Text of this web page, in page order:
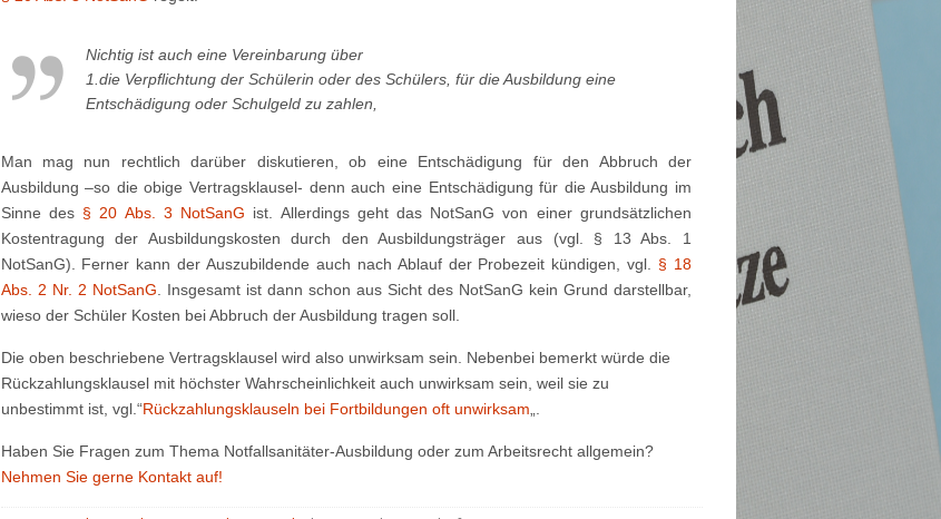
Nichtig ist auch eine Vereinbarung über
1.die Verpflichtung der Schülerin oder des Schülers, für die Ausbildung eine
Entschädigung oder Schulgeld zu zahlen,
Man mag nun rechtlich darüber diskutieren, ob eine Entschädigung für den Abbruch der
Ausbildung –so die obige Vertragsklausel- denn auch eine Entschädigung für die Ausbildung im
Sinne des § 20 Abs. 3 NotSanG ist. Allerdings geht das NotSanG von einer grundsätzlichen
Kostentragung der Ausbildungskosten durch den Ausbildungsträger aus (vgl. § 13 Abs. 1
NotSanG). Ferner kann der Auszubildende auch nach Ablauf der Probezeit kündigen, vgl. § 18
Abs. 2 Nr. 2 NotSanG . Insgesamt ist dann schon aus Sicht des NotSanG kein Grund darstellbar,
wieso der Schüler Kosten bei Abbruch der Ausbildung tragen soll.
Die oben beschriebene Vertragsklausel wird also unwirksam sein. Nebenbei bemerkt würde die
Rückzahlungsklausel mit höchster Wahrscheinlichkeit auch unwirksam sein, weil sie zu
unbestimmt ist, vgl.“Rückzahlungsklauseln bei Fortbildungen oft unwirksam
Haben Sie Fragen zum Thema Notfallsanitäter-Ausbildung oder zum Arbeitsrecht allgemein?
Nehmen Sie gerne Kontakt auf!